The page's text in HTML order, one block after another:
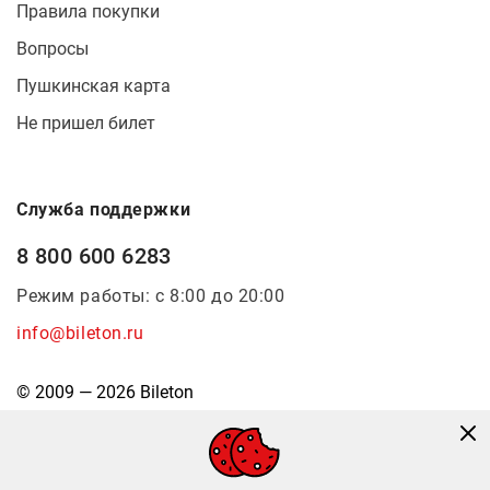
Правила покупки
Вопросы
Пушкинская карта
Не пришел билет
Служба поддержки
8 800 600 6283
Режим работы: с 8:00 до 20:00
info@bileton.ru
© 2009 — 2026 Bileton